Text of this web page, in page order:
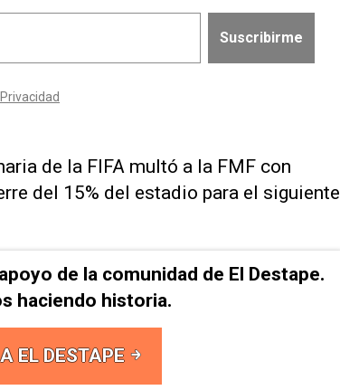
de la ⁠FIFA multó a la FMF con
del 15% del estadio para el siguiente
de la comunidad de El Destape.
haciendo historia.
EL DESTAPE